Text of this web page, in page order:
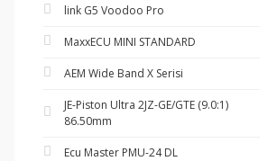
link G5 Voodoo Pro
MaxxECU MINI STANDARD
AEM Wide Band X Serisi
JE-Piston Ultra 2JZ-GE/GTE (9.0:1)
86.50mm
Ecu Master PMU-24 DL